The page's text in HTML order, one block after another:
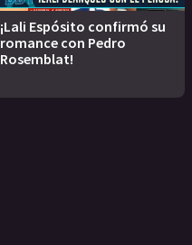
¡Lali Espósito confirmó su
romance con Pedro
Rosemblat!